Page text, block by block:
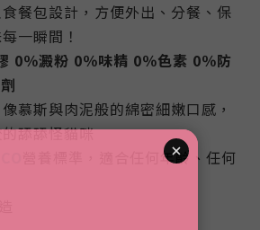
餐包設計，方便外出、分餐、保
一瞬間！
0％澱粉 0％味精 0％色素 0％防
劑
慕斯與肉泥般的綿密細嫩口感，
舔舔怪貓咪
營養標準，適合任何年齡、任何